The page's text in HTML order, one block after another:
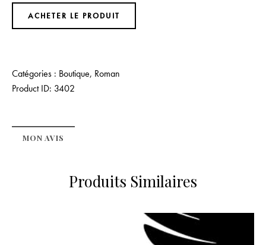
ACHETER LE PRODUIT
Catégories : Boutique, Roman
Product ID: 3402
MON AVIS
Produits Similaires